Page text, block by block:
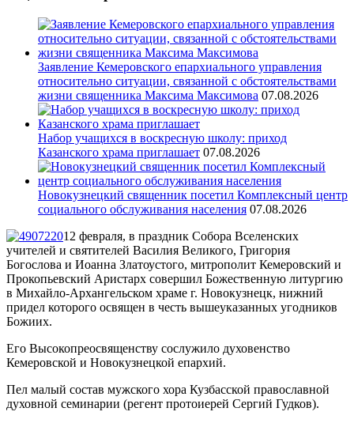
Заявление Кемеровского епархиального управления
относительно ситуации, связанной с обстоятельствами
жизни священника Максима Максимова 07.08.2026
Набор учащихся в воскресную школу: приход
Казанского храма приглашает 07.08.2026
Новокузнецкий священник посетил Комплексный центр
социального обслуживания населения 07.08.2026
12 февраля, в праздник Собора Вселенских
учителей и святителей Василия Великого, Григория
Богослова и Иоанна Златоустого, митрополит Кемеровский и
Прокопьевский Аристарх совершил Божественную литургию
в Михайло-Архангельском храме г. Новокузнецк, нижний
придел которого освящен в честь вышеуказанных угодников
Божиих.
Его Высокопреосвященству сослужило духовенство
Кемеровской и Новокузнецкой епархий.
Пел малый состав мужского хора Кузбасской православной
духовной семинарии (регент протоиерей Сергий Гудков).